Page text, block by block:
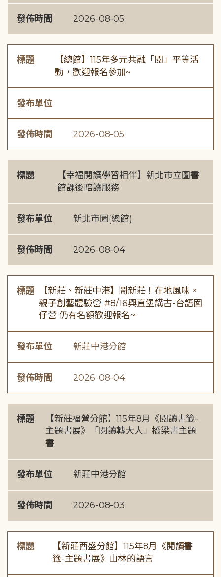
發佈時間 2026-08-05
標題
【總館】115年多元共融「閱」平等活
動，歡迎報名參加~
發布單位
發佈時間 2026-08-05
標題
【幸福閱讀學習相伴】新北市立圖書
館課後陪讀服務
發布單位 新北市圖(總館)
發佈時間 2026-08-04
標題
【新莊、新莊中港】鬧新莊！在地風味 ×
親子創藝體驗營 #8/16興直堡講古-台語囡
仔營 仍有名額歡迎報名~
發布單位 新莊中港分館
發佈時間 2026-08-04
標題
【新莊福營分館】115年8月《閱讀書籤-
主題書展》「閱讀轉大人」橋梁書主題
書
發布單位 新莊中港分館
發佈時間 2026-08-03
標題
【新莊西盛分館】115年8月《閱讀書
籤-主題書展》山林的語言